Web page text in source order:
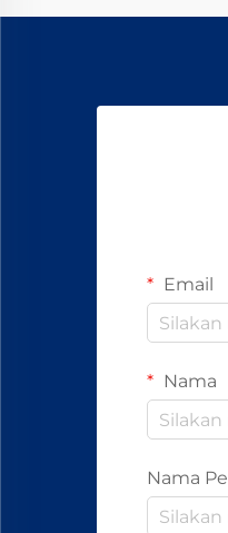
Email
Nama
Nama